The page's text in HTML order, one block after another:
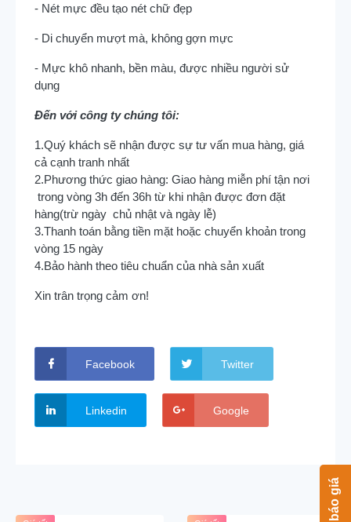
- Nét mực đều tạo nét chữ đẹp
- Di chuyển mượt mà, không gợn mực
- Mực khô nhanh, bền màu, được nhiều người sử
dụng
Đến với công ty chúng tôi:
1.Quý khách sẽ nhận được sự tư vấn mua hàng, giá
cả cạnh tranh nhất
2.Phương thức giao hàng: Giao hàng miễn phí tận nơi
trong vòng 3h đến 36h từ khi nhận được đơn đặt
hàng(trừ ngày chủ nhật và ngày lễ)
3.Thanh toán bằng tiền mặt hoặc chuyển khoản trong
vòng 15 ngày
4.Bảo hành theo tiêu chuẩn của nhà sản xuất
Xin trân trọng cảm ơn!
Facebook Twitter
Linkedin Google